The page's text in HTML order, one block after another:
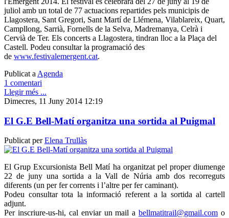
juliol amb un total de 77 actuacions repartides pels municipis de
Llagostera, Sant Gregori, Sant Martí de Llémena, Vilablareix, Quart,
Campllong, Sarrià, Fornells de la Selva, Madremanya, Celrà i
Cervià de Ter. Els concerts a Llagostera, tindran lloc a la Plaça del
Castell. Podeu consultar la programació des
de www.festivalemergent.cat.
Publicat a Agenda
1 comentari
Llegir més ...
Dimecres, 11 Juny 2014 12:19
El G.E Bell-Matí organitza una sortida al Puigmal
Publicat perElena Trullàs
El Grup Excursionista Bell Matí ha organitzat pel proper diumenge
22 de juny una sortida a la Vall de Núria amb dos recorreguts
diferents (un per fer corrents i l’altre per fer caminant).
Podeu consultar tota la informació referent a la sortida al cartell
adjunt.
Per inscriure-us-hi, cal enviar un mail abellmatitrail@gmail.com o